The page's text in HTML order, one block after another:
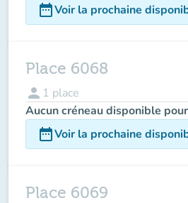
date_rangeVoir la prochaine
Place 6068
person 1 place
Aucun créneau disponible
date_rangeVoir la prochaine
Place 6069